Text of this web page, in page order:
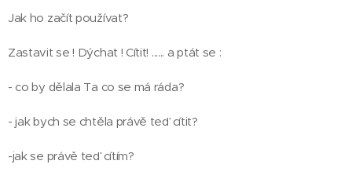
Jak ho začít používat?
Zastavit se ! Dýchat ! Cítit! ...... a ptát se :
- co by dělala Ta co se má ráda?
- jak bych se chtěla právě teď cítit?
-jak se právě teď cítím?